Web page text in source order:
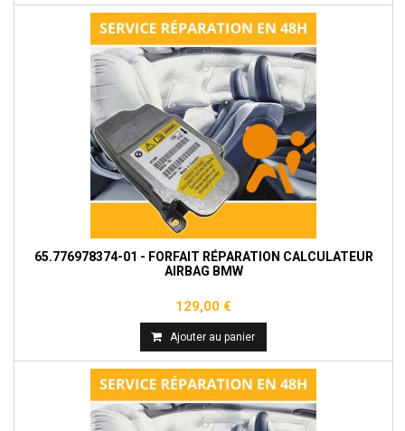
65.776978374-01 - FORFAIT RÉPARATION CALCULATEUR
AIRBAG BMW
129,00 €
Ajouter au panier